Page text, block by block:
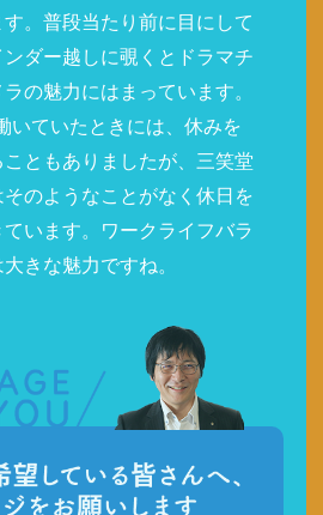
。普段当たり前に目にして
ダー越しに覗くとドラマチ
の魅力にはまっています。
いていたときには、休みを
ともありましたが、三笑堂
のようなことがなく休日を
います。ワークライフバラ
きな魅力ですね。